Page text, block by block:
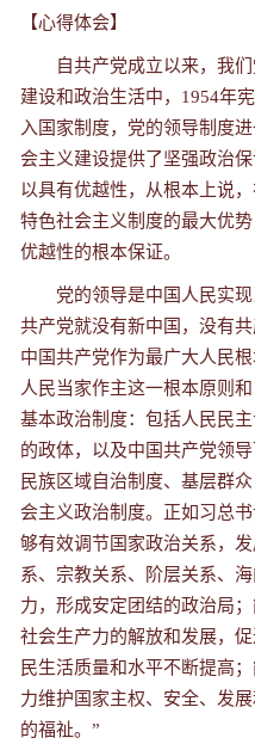
【心得体会】
自共产党成立以来，我
建设和政治生活中，1954年
入国家制度，党的领导制度
会主义建设提供了坚强政治
以具有优越性，从根本上说
特色社会主义制度的最大优
优越性的根本保证。
党的领导是中国人民实
共产党就没有新中国，没有
中国共产党作为最广大人民
人民当家作主这一根本原则
基本政治制度：包括人民民
的政体，以及中国共产党领
民族区域自治制度、基层群
会主义政治制度。正如习总
够有效调节国家政治关系，
系、宗教关系、阶层关系、
力，形成安定团结的政治局
社会生产力的解放和发展，
民生活质量和水平不断提高
力维护国家主权、安全、发
的福祉。”